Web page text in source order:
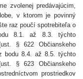
zvolenej predávajúcim,
v ktorom je povinný
raz poučí spotrebiteľa o
8.1. až 8.3. týchto
§ 622 Občianskeho
bodu 8.4. až 8.5. týchto
§ 623 Občianskeho
prostriedkov